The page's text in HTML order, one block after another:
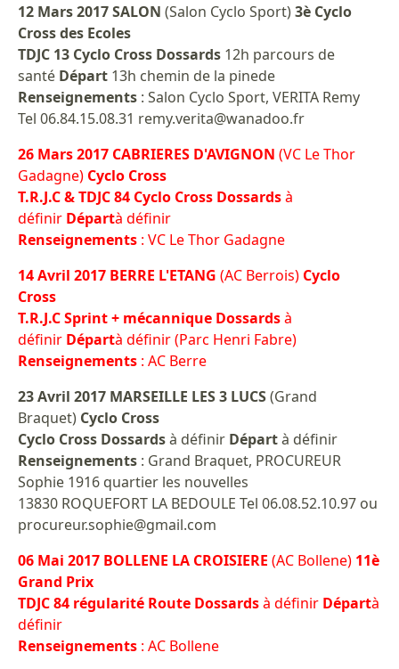
12 Mars 2017 SALON (Salon Cyclo Sport)3è Cyclo
Cross des Ecoles
TDJC 13 Cyclo Cross Dossards 12h parcours de
santé Départ 13h chemin de la pinede
Renseignements : Salon Cyclo Sport, VERITA Remy
Tel 06.84.15.08.31 remy.verita@wanadoo.fr
26 Mars 2017 CABRIERES D'AVIGNON (VC Le Thor
Gadagne) Cyclo Cross
T.R.J.C & TDJC 84 Cyclo Cross Dossardsà
définir Départà définir
Renseignements : VC Le Thor Gadagne
14 Avril 2017 BERRE L'ETANG (AC Berrois) Cyclo
Cross
T.R.J.C Sprint + mécannique Dossardsà
définir Départà définir (Parc Henri Fabre)
Renseignements : AC Berre
23 Avril 2017 MARSEILLE LES 3 LUCS(Grand
Braquet) Cyclo Cross
Cyclo Cross Dossardsà définir Départà définir
Renseignements : Grand Braquet, PROCUREUR
Sophie 1916 quartier les nouvelles
13830 ROQUEFORT LA BEDOULE Tel 06.08.52.10.97 ou
procureur.sophie@gmail.com
06 Mai 2017 BOLLENE LA CROISIERE (AC Bollene) 11è
Grand Prix
TDJC 84 régularité Route Dossardsà définir Départà
définir
Renseignements : AC Bollene